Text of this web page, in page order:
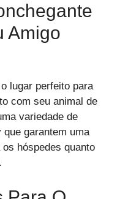
Amigo
lugar perfeito para
com seu animal de
variedade de
garantem uma
hóspedes quanto